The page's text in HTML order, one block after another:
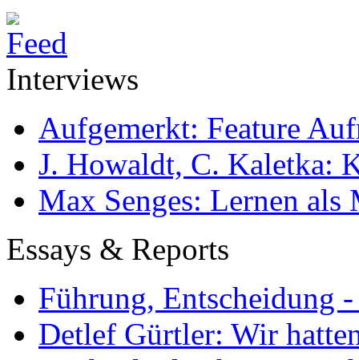
Interviews
Aufgemerkt: Feature
J. Howaldt, C. Kaletka:
Max Senges: Lernen als
Essays & Reports
Führung, Entscheidung
Detlef Gürtler: Wir